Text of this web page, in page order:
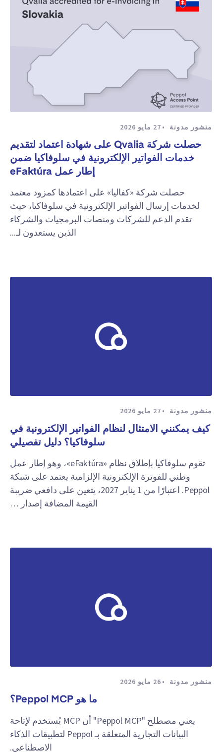
منشور مدونة 27 مايو 2026
حصلت شركة Qvalia على شهادة اعتماد لتقديم
خدمات الفواتير الإلكترونية في سلوفاكيا ضمن
إطار عمل eFaktúra
حصلت شركة «كفاليا» على اعتمادها كمزود معتمد
لخدمات إرسال الفواتير الإلكترونية في سلوفاكيا، حيث
تقدم الدعم للشركات ومنصات البرمجيات والشركاء
الذين يستعدون لـ...
منشور مدونة 27 مايو 2026
كيف يمكنني الامتثال لنظام الفواتير الإلكترونية في
سلوفاكيا؟ دليل تفصيلي
تقوم سلوفاكيا بإطلاق نظام «eFaktúra»، وهو إطار عمل
وطني للفوترة الإلكترونية الإلزامية يعتمد على شبكة
Peppol. اعتبارًا من 1 يناير 2027، يتعين على دافعي ضريبة
القيمة المضافة إصدار …
منشور مدونة 26 مايو 2026
ما هو Peppol MCP؟
يعني مصطلح "Peppol MCP" أن MCP يُستخدم لإتاحة
البيانات التجارية المتعلقة بـ Peppol لتطبيقات الذكاء
الاصطناعي.